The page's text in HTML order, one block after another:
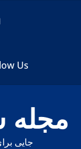
Us
مجله
جایی